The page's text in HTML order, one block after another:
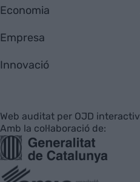
Economia
Empresa
Innovació
Web auditat per OJD
Amb la col·laboració de: